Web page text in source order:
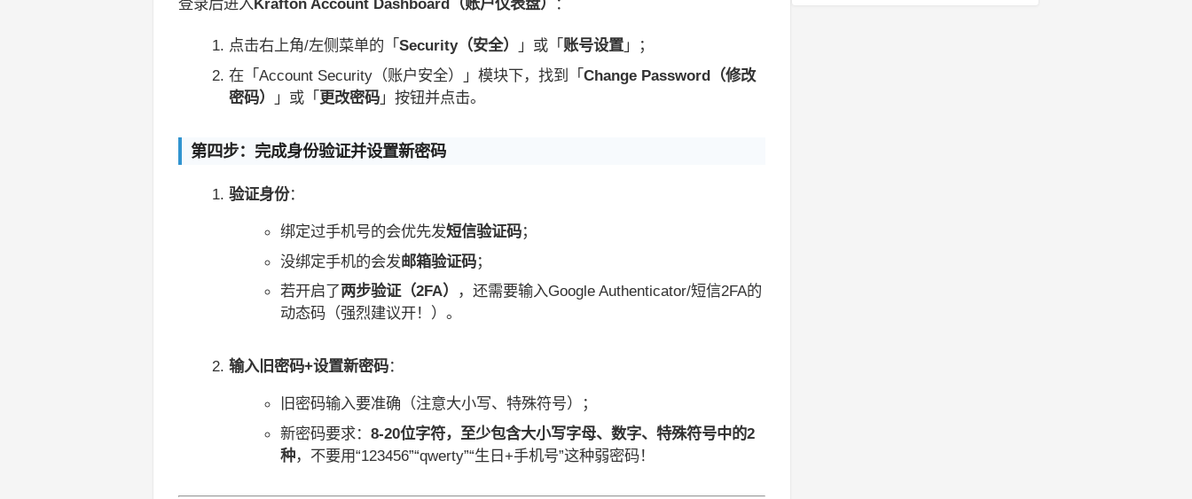
点击右上角/左侧菜单的「Security（安全） 」或「 账号设置 」；
在「Account Security（账户安全）」模块下，找到「Change Password（修改
密码）
」或「更改密码 」按钮并点击。
第四步：完成身份验证并设置新密码
验证身份：
绑定过手机号的会优先发短信验证码；
没绑定手机的会发邮箱验证码；
若开启了两步验证（2FA）
，还需要输入Google Authenticator/短信2FA的
动态码（强烈建议开！）。
输入旧密码+设置新密码：
旧密码输入要准确（注意大小写、特殊符号）；
新密码要求： 8-20位字符，至少包含大小写字母、数字、特殊符号中的2
种，不要用“123456”“qwerty”“生日+手机号”这种弱密码！